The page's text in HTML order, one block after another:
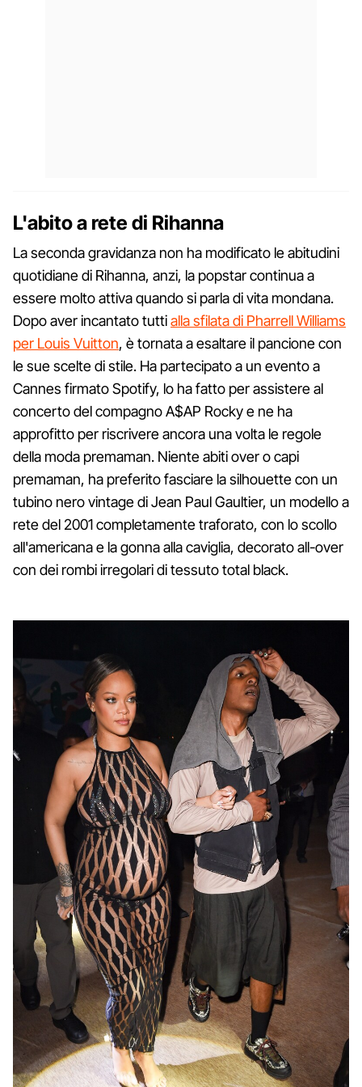
L'abito a rete di Rihanna
La seconda gravidanza non ha modificato le abitudini
quotidiane di Rihanna, anzi, la popstar continua a
essere molto attiva quando si parla di vita mondana.
Dopo aver incantato tuttialla sfilata di Pharrell Williams
per Louis Vuitton, è tornata a esaltare il pancione con
le sue scelte di stile. Ha partecipato a un evento a
Cannes firmato Spotify, lo ha fatto per assistere al
concerto del compagno A$AP Rocky e ne ha
approfitto per riscrivere ancora una volta le regole
della moda premaman. Niente abiti over o capi
premaman, ha preferito fasciare la silhouette con un
tubino nero vintage di Jean Paul Gaultier, un modello a
rete del 2001 completamente traforato, con lo scollo
all'americana e la gonna alla caviglia, decorato all-over
con dei rombi irregolari di tessuto total black.